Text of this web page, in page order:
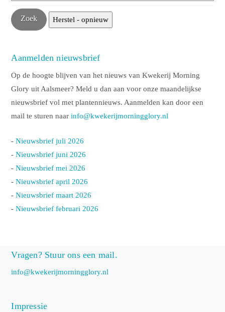
Aanmelden nieuwsbrief
Op de hoogte blijven van het nieuws van Kwekerij Morning
Glory uit Aalsmeer? Meld u dan aan voor onze maandelijkse
nieuwsbrief vol met plantennieuws. Aanmelden kan door een
mail te sturen naarinfo@kwekerijmorningglory.nl
-Nieuwsbrief juli 2026
-Nieuwsbrief juni 2026
-Nieuwsbrief mei 2026
-Nieuwsbrief april 2026
-Nieuwsbrief maart 2026
-Nieuwsbrief februari 2026
Vragen? Stuur ons een mail.
info@kwekerijmorningglory.nl
Impressie